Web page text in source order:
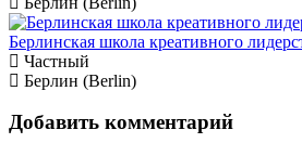
Берлинская школа креативного
Частный
Берлин (Berlin)
Добавить комментарий